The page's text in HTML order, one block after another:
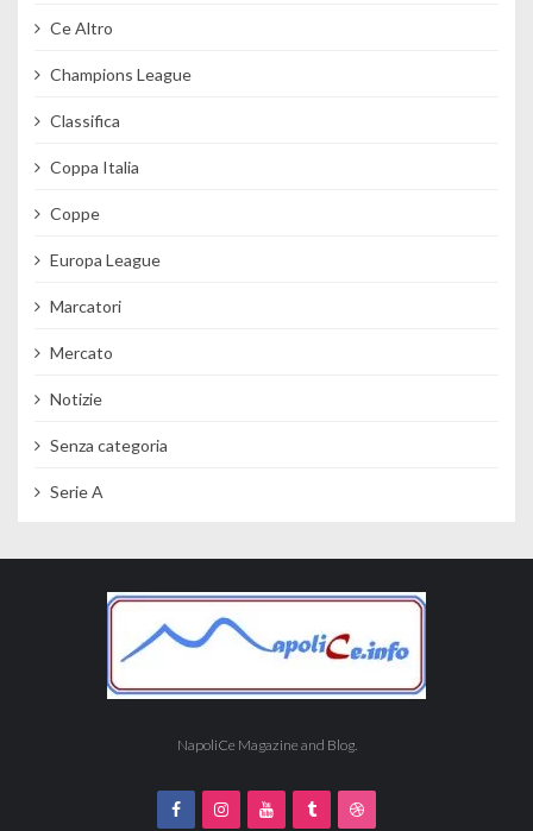
Ce Altro
Champions League
Classifica
Coppa Italia
Coppe
Europa League
Marcatori
Mercato
Notizie
Senza categoria
Serie A
NapoliCe Magazine and Blog.